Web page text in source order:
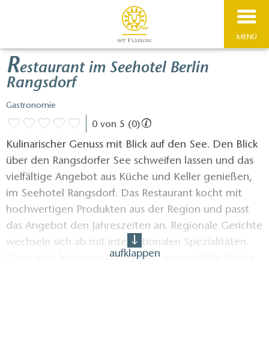
MENÜ
Restaurant im Seehotel Berlin
Rangsdorf
Gastronomie
0 von 5 (0)
Kulinarischer Genuss mit Blick auf den See. Den Blick
über den Rangsdorfer See schweifen lassen und das
vielfältige Angebot aus Küche und Keller genießen,
im Seehotel Rangsdorf. Das Restaurant kocht mit
hochwertigen Produkten aus der Region und passt
das Angebot den Jahreszeiten an. Regionale Gerichte
wechseln sich ab mit internationalen Spezialitäten.
Dazu wird frisch gezapftes Bier, ausgewählte Weine
aufklappen